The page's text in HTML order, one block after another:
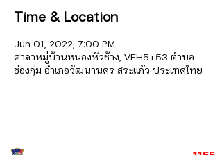
Time & Location
Jun 01, 2022, 7:00 PM
ศาลาหมู่บ้านหนองหัวช้าง, VFH5+53 ตำบล
ช่องกุ่ม อำเภอวัฒนานคร สระแก้ว ประเทศไทย